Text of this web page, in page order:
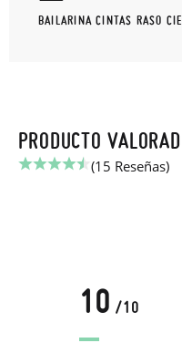
BAILARINA CINTAS RASO
PRODUCTO
(15 Reseñas)
10 /10